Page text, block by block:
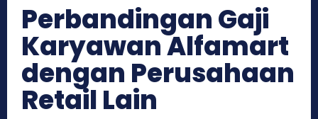
Perbandingan Gaji
Karyawan Alfamart
dengan Perusahaan
Retail Lain